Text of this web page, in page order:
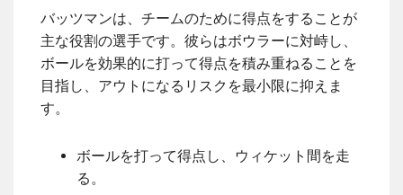
バッツマンは、チームのために得点をすることが
主な役割の選手です。彼らはボウラーに対峙し、
ボールを効果的に打って得点を積み重ねることを
目指し、アウトになるリスクを最小限に抑えま
す。
ボールを打って得点し、ウィケット間を走
る。